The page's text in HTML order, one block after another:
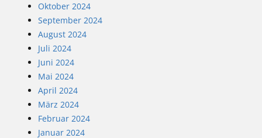
Oktober 2024
September 2024
August 2024
Juli 2024
Juni 2024
Mai 2024
April 2024
März 2024
Februar 2024
Januar 2024